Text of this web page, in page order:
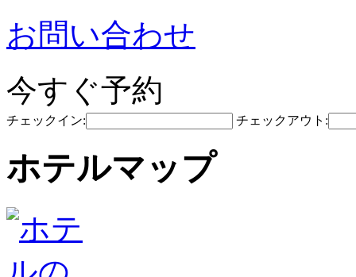
お問い合わせ
今すぐ予約
チェックイン: チェックアウト:
ホテルマップ